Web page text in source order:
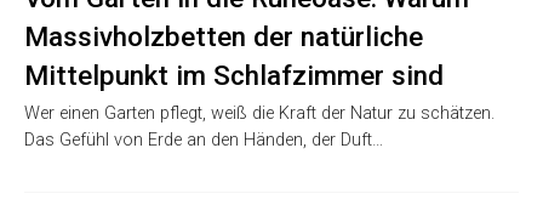
Massivholzbetten der natürliche
Mittelpunkt im Schlafzimmer sind
Wer einen Garten pflegt, weiß die Kraft der Natur zu schätzen.
Das Gefühl von Erde an den Händen, der Duft…